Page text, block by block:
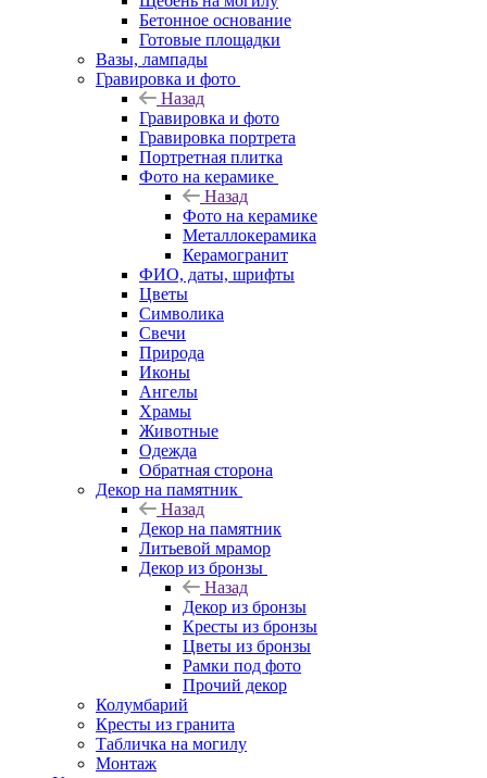
Бетонное основание
Готовые площадки
Вазы, лампады
Гравировка и фото
Назад
Гравировка и фото
Гравировка портрета
Портретная плитка
Фото на керамике
Назад
Фото на керамике
Металлокерамика
Керамогранит
ФИО, даты, шрифты
Цветы
Символика
Свечи
Природа
Иконы
Ангелы
Храмы
Животные
Одежда
Обратная сторона
Декор на памятник
Назад
Декор на памятник
Литьевой мрамор
Декор из бронзы
Назад
Декор из бронзы
Кресты из бронзы
Цветы из бронзы
Рамки под фото
Прочий декор
Колумбарий
Кресты из гранита
Табличка на могилу
Монтаж